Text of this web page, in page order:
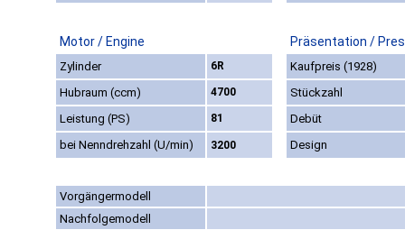
Motor / Engine Präsentation /
Zylinder 6R
Kaufpreis (1928)
Hubraum (ccm)
4700
Stückzahl
Leistung (PS)
81
Debüt
bei Nenndrehzahl (U/min)
3200 Design
Vorgängermodell
Nachfolgemodell